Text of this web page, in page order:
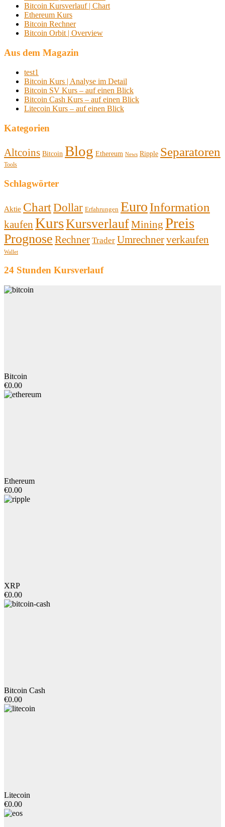
Bitcoin Kursverlauf | Chart
Ethereum Kurs
Bitcoin Rechner
Bitcoin Orbit | Overview
Aus dem Magazin
test1
Bitcoin Kurs | Analyse im Detail
Bitcoin SV Kurs – auf einen Blick
Bitcoin Cash Kurs – auf einen Blick
Litecoin Kurs – auf einen Blick
Kategorien
Altcoins Bitcoin Blog Ethereum News Ripple Separatoren
Tools
Schlagwörter
Aktie ChartDollar Erfahrungen Euro Information
kaufen KursKursverlaufMining Preis
Prognose Rechner Trader Umrechnerverkaufen
Wallet
24 Stunden Kursverlauf
Bitcoin
€0.00
Ethereum
€0.00
XRP
€0.00
Bitcoin Cash
€0.00
Litecoin
€0.00